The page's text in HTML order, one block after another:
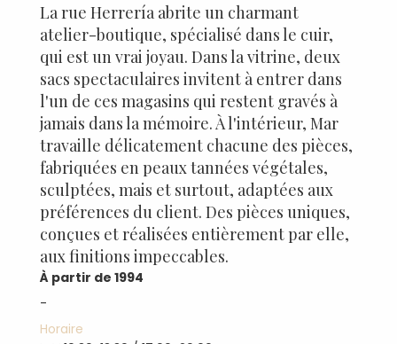
La rue Herrería abrite un charmant
atelier-boutique, spécialisé dans le cuir,
qui est un vrai joyau. Dans la vitrine, deux
sacs spectaculaires invitent à entrer dans
l'un de ces magasins qui restent gravés à
jamais dans la mémoire. À l'intérieur, Mar
travaille délicatement chacune des pièces,
fabriquées en peaux tannées végétales,
sculptées, mais et surtout, adaptées aux
préférences du client. Des pièces uniques,
conçues et réalisées entièrement par elle,
aux finitions impeccables.
À partir de 1994
-
Horaire